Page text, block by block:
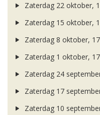
Zaterdag 22 oktober,
Zaterdag 15 oktober,
Zaterdag 8 oktober,
Zaterdag 1 oktober,
Zaterdag 24
Zaterdag 17
Zaterdag 10